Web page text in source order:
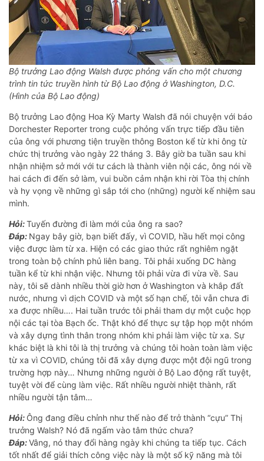
Bộ trưởng Lao động Walsh được phỏng vấn cho một chương
trình tin tức truyền hình từ Bộ Lao động ở Washington, D.C.
(Hình của Bộ Lao động)
Bộ trưởng Lao động Hoa Kỳ Marty Walsh đã nói chuyện với báo
Dorchester Reporter trong cuộc phỏng vấn trực tiếp đầu tiên
của ông với phương tiện truyền thông Boston kể từ khi ông từ
chức thị trưởng vào ngày 22 tháng 3. Bây giờ ba tuần sau khi
nhận nhiệm sở mới với tư cách là thành viên nội các, ông nói về
hai cách đi đến sở làm, vui buồn cảm nhận khi rời Tòa thị chính
và hy vọng về những gì sắp tới cho (những) người kế nhiệm sau
mình.
Hỏi:Tuyến đường đi làm mới của ông ra sao?
Đáp: Ngay bây giờ, bạn biết đấy, vì COVID, hầu hết mọi công
việc được làm từ xa. Hiện có các giao thức rất nghiêm ngặt
trong toàn bộ chính phủ liên bang. Tôi phải xuống DC hàng
tuần kể từ khi nhận việc. Nhưng tôi phải vừa đi vừa về. Sau
này, tôi sẽ dành nhiều thời giờ hơn ở Washington và khắp đất
nước, nhưng vì dịch COVID và một số hạn chế, tôi vẫn chưa đi
xa được nhiều…. Hai tuần trước tôi phải tham dự một cuộc họp
nội các tại tòa Bạch ốc. Thật khó để thực sự tập họp một nhóm
và xây dựng tình thân trong nhóm khi phải làm việc từ xa. Sự
khác biệt là khi tôi là thị trưởng và chúng tôi hoàn toàn làm việc
từ xa vì COVID, chúng tôi đã xây dựng được một đội ngũ trong
trường hợp này… Nhưng những người ở Bộ Lao động rất tuyệt,
tuyệt vời để cùng làm việc. Rất nhiều người nhiệt thành, rất
nhiều người tận tâm…
Hỏi: Ông đang điều chỉnh như thế nào để trở thành “cựu” Thị
trưởng Walsh? Nó đã ngấm vào tâm thức chưa?
Đáp:Vâng, nó thay đổi hàng ngày khi chúng ta tiếp tục. Cách
tốt nhất để giải thích công việc này là một số kỹ năng mà tôi